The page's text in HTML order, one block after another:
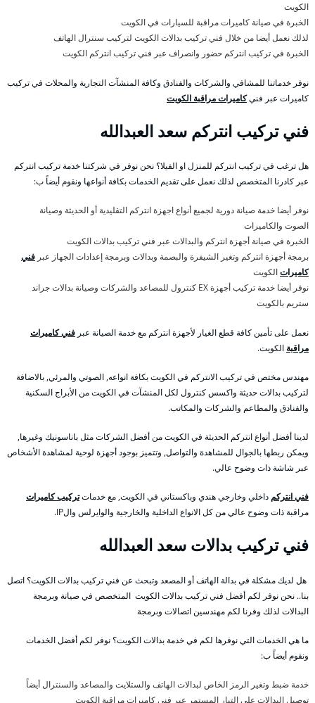
الكويت
الخبرة في صيانة كاميرات مراقبة للسيارات في الكويت
لذلك نعمل أيضا من خلال فني تركيب بدالات الكويت لتركيب سنترال الهاتف
الخبرة في تركيب انتركم حضور وانصراف عبر فني تركيب انتركم الكويت
نوفر خدماتنا للمشافي والشركات والفنادق وكافة المنشآت التجارية والمحلات في تركيب
كاميرات عبر فنيكاميرات مراقبة الكويت
فني تركيب انتركم سعد العبدالله
هل ترغب في تركيب انتركم للمنزل او الفيلا؟ نحن نوفر في شركتنا خدمة تركيب انتركم
عبر كادرنا المتخصص لذلك نعمل على تقديم الخدمات بكافة أنواعها ونقوم أيضاً ب:
نوفر أيضا خدمة صيانة دورية لجميع أنواع اجهزة انتركم التقليدية أو الحديثة وصيانة
الصوت والكاميرات
الخبرة في صيانة أجهزة انتركم والبدالات عبر فني تركيب بدالات الكويت
برمجة أجهزة انتركم وتغير الشيفرة والبصمة وبدالات وبرمجة إعدادات الجهاز عبر فني
كاميراتالكويت
نوفر أيضا خدمة تركيب أجهزة EX كنترول للمصاعد والشركات وصيانة بدالات جراند
ستريم بالكويت
نعمل على تأمين كافة قطع الغيار لأجهزة انتركم مع خدمة الصيانة عبر فني كاميرات
مراقبة الكويت.
مهندس مختص في تركيب الانتركم في الكويت بكافة انواعه, الصوتي والمرئي, بالاضافة
لتركيب بدالات حديثة واكسس كنترول لكل المنشآت في الكويت من الأبراج السكنية
والفنادق والمطاعم والشركات والمكاتب.
لدينا أفضل أنواع انتركم الحديثة في الكويت من أفضل الشركات مثل باناسونيك وغيرها,
ويمكن ربطها بالجوال للمشاهدة والتواصل, وتتميز بوجود أجهزة لوحية لمشاهدة الأشخاص
عبر شاشة ذات وضوح عالي.
فني انتركم داخلي وخارجي هندي وباكستاني في الكويت, مع خدماتتركيب كاميرات
مراقبة ذات وضوح عالي من كل الانواع الداخلية والخارجية والوايرلس والIP.
فني تركيب بدالات سعد العبدالله
هل لديك مشكلة في بدالة الهاتف أو المصعد وتبحث عن فني تركيب بدالات الكويت؟ اتصل
بنا.. نحن نوفر لكم أفضل فني تركيب بدالات الكويت المتخصص في صيانة وبرمجة
البدالات لذلك وفرنا لكم مهندسين اتصالات وبرمجة
ما هي الخدمات التي نوفرها لكم في خدمة بدالات الكويت؟ نوفر لكم أفضل الخدمات
ونقوم أيضاً ب:
خدمة ضبط وتغير الرمز الخاص لبدالات الهاتف والستلايت والمصاعد والسنترال أيضاً
توصيل البدالات على التيار المستمر عبر فني كاميرات مراقبة الكويت